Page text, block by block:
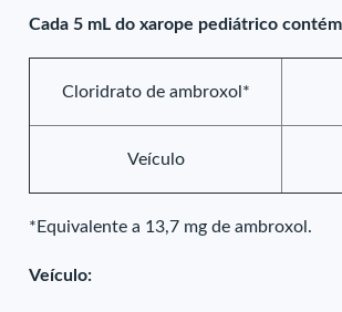
Cada 5 mL do xarope pediátrico contém
Cloridrato de ambroxol*
Veículo
*Equivalente a 13,7 mg de ambroxol.
Veículo: